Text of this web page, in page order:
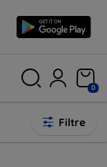
0
Filtre